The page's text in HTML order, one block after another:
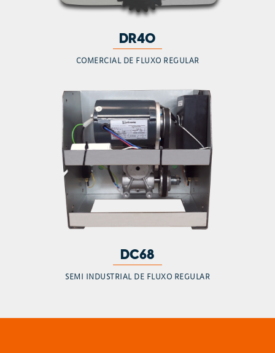
DR40
COMERCIAL DE FLUXO REGULAR
DC68
SEMI INDUSTRIAL DE FLUXO REGULAR